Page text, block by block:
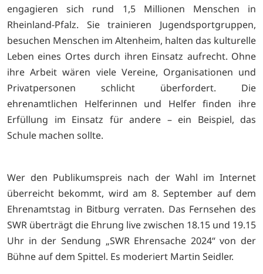
engagieren sich rund 1,5 Millionen Menschen in
Rheinland-Pfalz. Sie trainieren Jugendsportgruppen,
besuchen Menschen im Altenheim, halten das kulturelle
Leben eines Ortes durch ihren Einsatz aufrecht. Ohne
ihre Arbeit wären viele Vereine, Organisationen und
Privatpersonen schlicht überfordert. Die
ehrenamtlichen Helferinnen und Helfer finden ihre
Erfüllung im Einsatz für andere – ein Beispiel, das
Schule machen sollte.
Wer den Publikumspreis nach der Wahl im Internet
überreicht bekommt, wird am 8. September auf dem
Ehrenamtstag in Bitburg verraten. Das Fernsehen des
SWR überträgt die Ehrung live zwischen 18.15 und 19.15
Uhr in der Sendung „SWR Ehrensache 2024“ von der
Bühne auf dem Spittel. Es moderiert Martin Seidler.